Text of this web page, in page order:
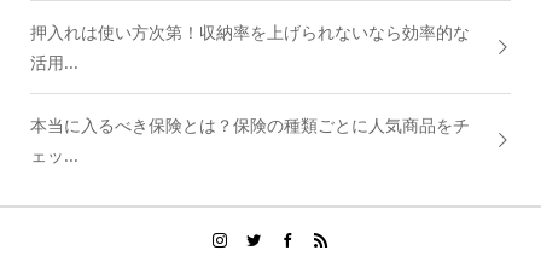
押入れは使い方次第！収納率を上げられないなら効率的な
活用...
本当に入るべき保険とは？保険の種類ごとに人気商品をチ
ェッ...